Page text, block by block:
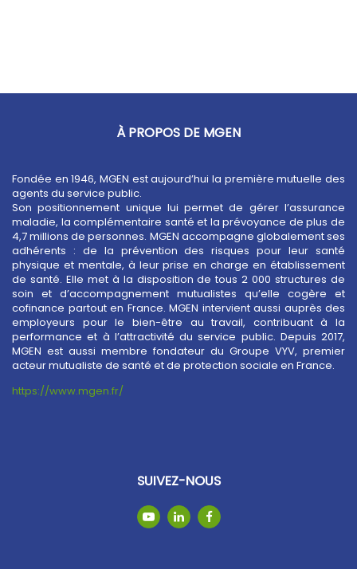
À PROPOS DE MGEN
Fondée en 1946, MGEN est aujourd’hui la première mutuelle des
agents du service public.
Son positionnement unique lui permet de gérer l’assurance
maladie, la complémentaire santé et la prévoyance de plus de
4,7 millions de personnes. MGEN accompagne globalement ses
adhérents : de la prévention des risques pour leur santé
physique et mentale, à leur prise en charge en établissement
de santé. Elle met à la disposition de tous 2 000 structures de
soin et d’accompagnement mutualistes qu’elle cogère et
cofinance partout en France. MGEN intervient aussi auprès des
employeurs pour le bien-être au travail, contribuant à la
performance et à l’attractivité du service public. Depuis 2017,
MGEN est aussi membre fondateur du Groupe VYV, premier
acteur mutualiste de santé et de protection sociale en France.
https://www.mgen.fr/
SUIVEZ-NOUS